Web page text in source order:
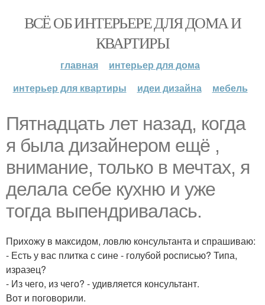
ВСЁ ОБ ИНТЕРЬЕРЕ ДЛЯ ДОМА И
КВАРТИРЫ
главная
интерьер для дома
интерьер для квартиры
идеи дизайна мебель
Пятнадцать лет назад, когда
я была дизайнером ещё ,
внимание, только в мечтах, я
делала себе кухню и уже
тогда выпендривалась.
Прихожу в максидом, ловлю консультанта и спрашиваю:
- Есть у вас плитка с сине - голубой росписью? Типа,
изразец?
- Из чего, из чего? - удивляется консультант.
Вот и поговорили.